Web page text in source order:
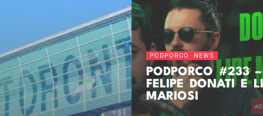
PODPORCO NEWS
PODPORCO RECEBE
LUIZ ROSSI –
PODPORCO #225